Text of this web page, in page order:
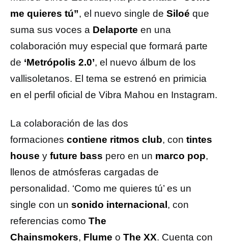
me quieres tú”, el nuevo single de Siloé que
suma sus voces a Delaporte en una
colaboración muy especial que formará parte
de ‘Metrópolis 2.0’, el nuevo álbum de los
vallisoletanos. El tema se estrenó en primicia
en el perfil oficial de Vibra Mahou en Instagram.
La colaboración de las dos
formaciones contiene ritmos club, con tintes
house y future bass pero en un marco pop,
llenos de atmósferas cargadas de
personalidad. ‘Como me quieres tú’ es un
single con un sonido internacional , con
referencias como The
Chainsmokers, Flume o The XX. Cuenta con